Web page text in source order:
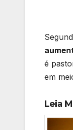
é
em
Leia